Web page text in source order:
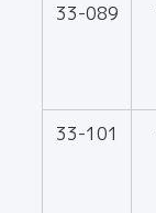
33-089
33-101